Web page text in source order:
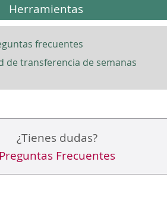
Herramientas
frecuentes
de transferencia de semanas
¿Tienes dudas?
Preguntas Frecuentes